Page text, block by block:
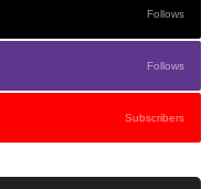
Follows
Follows
Subscribers